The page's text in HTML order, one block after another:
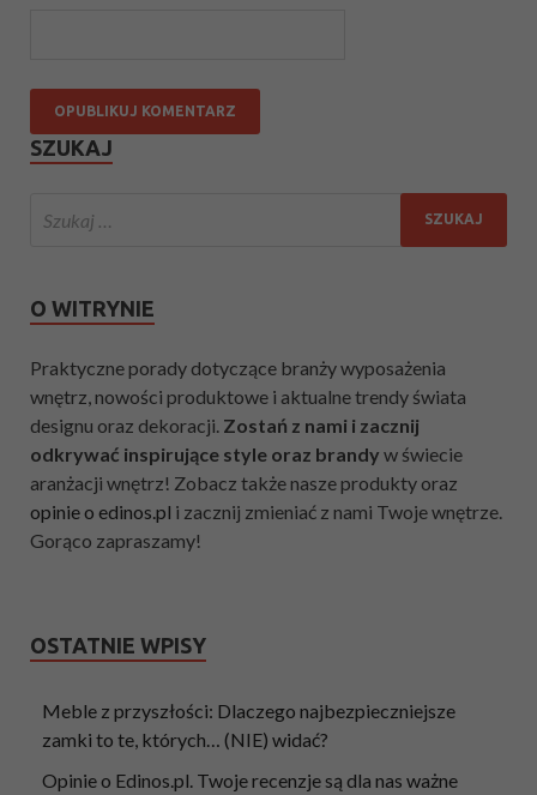
SZUKAJ
O WITRYNIE
Praktyczne porady dotyczące branży wyposażenia
wnętrz, nowości produktowe i aktualne trendy świata
designu oraz dekoracji. Zostań z nami i zacznij
odkrywać inspirujące style oraz brandy w świecie
aranżacji wnętrz! Zobacz także nasze produkty oraz
opinie o edinos.pl i zacznij zmieniać z nami Twoje wnętrze.
Gorąco zapraszamy!
OSTATNIE WPISY
Meble z przyszłości: Dlaczego najbezpieczniejsze
zamki to te, których… (NIE) widać?
Opinie o Edinos.pl. Twoje recenzje są dla nas ważne